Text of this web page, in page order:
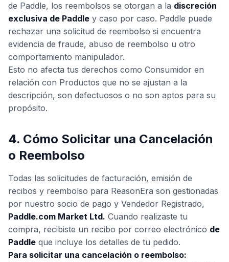
de Paddle, los reembolsos se otorgan a la discreción
exclusiva de Paddle y caso por caso. Paddle puede
rechazar una solicitud de reembolso si encuentra
evidencia de fraude, abuso de reembolso u otro
comportamiento manipulador.
Esto no afecta tus derechos como Consumidor en
relación con Productos que no se ajustan a la
descripción, son defectuosos o no son aptos para su
propósito.
4. Cómo Solicitar una Cancelación
o Reembolso
Todas las solicitudes de facturación, emisión de
recibos y reembolso para ReasonEra son gestionadas
por nuestro socio de pago y Vendedor Registrado,
Paddle.com Market Ltd. Cuando realizaste tu
compra, recibiste un recibo por correo electrónico de
Paddle que incluye los detalles de tu pedido.
Para solicitar una cancelación o reembolso: